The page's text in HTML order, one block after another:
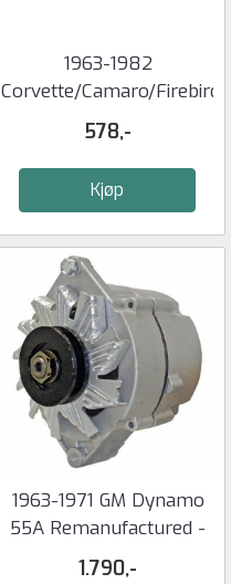
1963-1982
Corvette/Camaro/Firebird
Bremseklosser
578,-
Kjøp
1963-1971 GM Dynamo
55A Remanufactured -
ACDELCO
1.790,-